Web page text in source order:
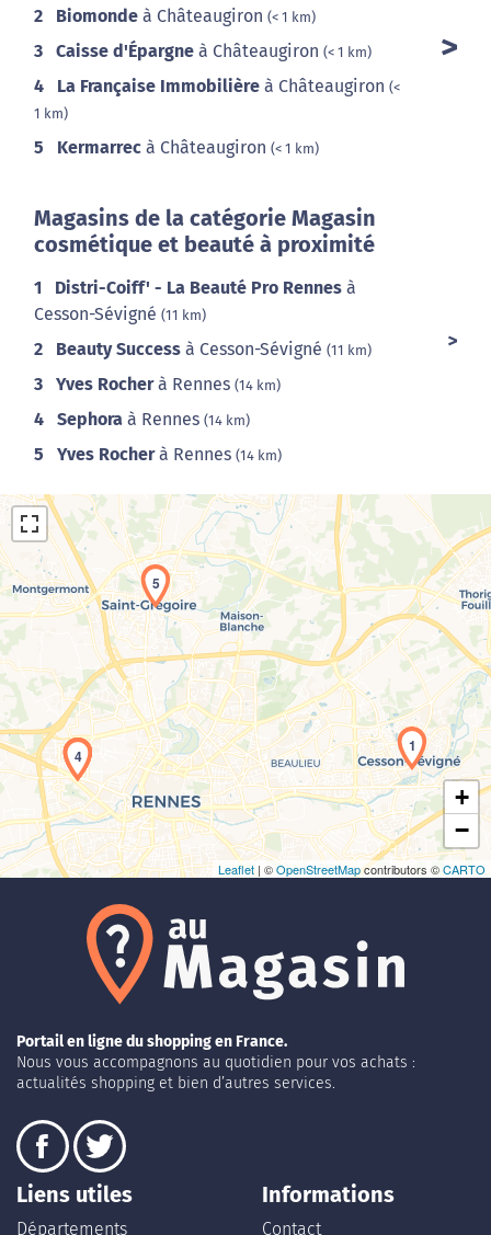
2 Biomonde à Châteaugiron (< 1 km)
3 Caisse d'Épargne à Châteaugiron (< 1 km)
4 La Française Immobilière à Châteaugiron (<
1 km)
5 Kermarrec à Châteaugiron (< 1 km)
Magasins de la catégorie Magasin
cosmétique et beauté à proximité
1 Distri-Coiff' - La Beauté Pro Rennes à
Cesson-Sévigné (11 km)
2 Beauty Success à Cesson-Sévigné (11 km)
3 Yves Rocherà Rennes (14 km)
4 Sephora à Rennes (14 km)
5 Yves Rocherà Rennes (14 km)
Chargement de la carte en cours...
1
2
3
4
5
+
−
Leaflet | ©OpenStreetMapcontributors ©CARTO
Portail en ligne du shopping en France.
Nous vous accompagnons au quotidien pour vos achats :
actualités shopping et bien d’autres services.
Liens utiles
Départements
Informations
Contact